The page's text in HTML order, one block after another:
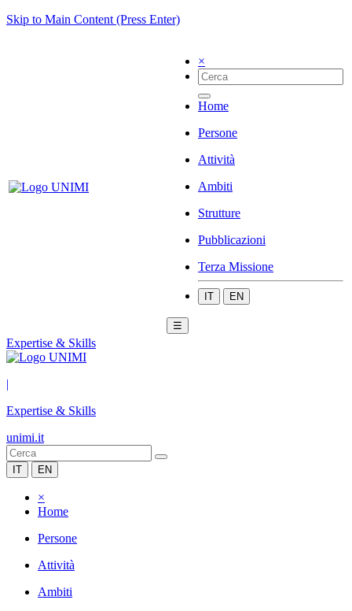
Skip to Main Content (Press Enter)
×
Home
Persone
Attività
Ambiti
Strutture
Pubblicazioni
Terza Missione
IT EN
☰
Expertise & Skills
|
Expertise & Skills
unimi.it
IT EN
×
Home
Persone
Attività
Ambiti